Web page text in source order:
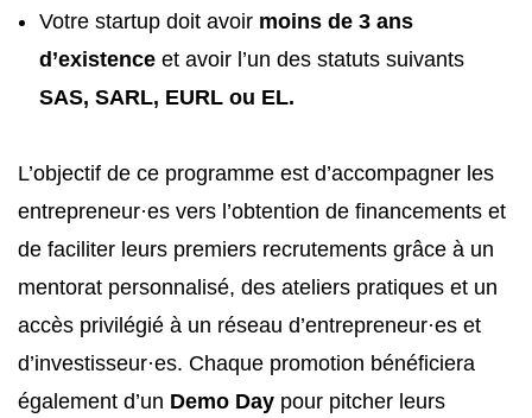
Votre startup doit avoir moins de 3 ans
d’existence et avoir l’un des statuts suivants
SAS, SARL, EURL ou EL.
L’objectif de ce programme est d’accompagner les
entrepreneur·es vers l’obtention de financements et
de faciliter leurs premiers recrutements grâce à un
mentorat personnalisé, des ateliers pratiques et un
accès privilégié à un réseau d’entrepreneur·es et
d’investisseur·es. Chaque promotion bénéficiera
également d’un Demo Day pour pitcher leurs